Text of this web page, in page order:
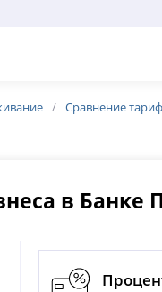
Сравнение
в Банке